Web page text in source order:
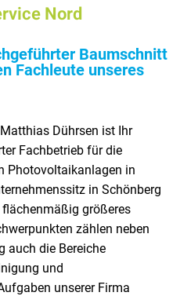
Nord
Baumschnitt
Fachleute unseres
Dührsen ist Ihr
Fachbetrieb für die
Photovoltaikanlagen in
in Schönberg
größeres
zählen neben
auch die Bereiche
und
unserer Firma